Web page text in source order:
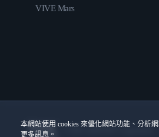
本網站使用 cookies 來優化網站功能、分析
更多訊息。
VIVE Mars